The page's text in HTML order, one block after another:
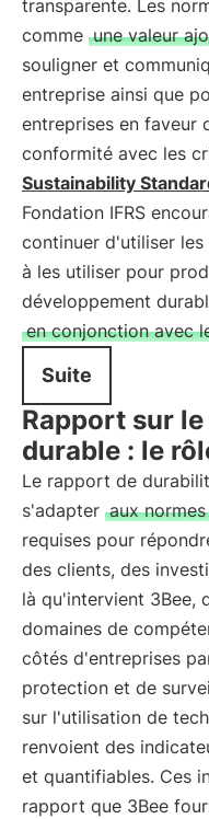
transparente. Les
comme une valeur
souligner et
entreprise ainsi que
entreprises en faveur
conformité avec les
Sustainability
Fondation IFRS
continuer d'utiliser les
à les utiliser pour
développement
en conjonction avec
Suite
Rapport sur
durable : le
Le rapport de
s'adapter aux
requises pour
des clients, des
là qu'intervient 3Bee,
domaines de
côtés d'entreprises
protection et de
sur l'utilisation de
renvoient des
et quantifiables. Ces
rapport que 3Bee